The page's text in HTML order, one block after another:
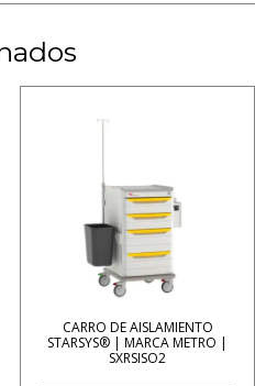
CARRO DE AISLAMIENTO
STARSYS® | MARCA METRO |
SXRSISO2